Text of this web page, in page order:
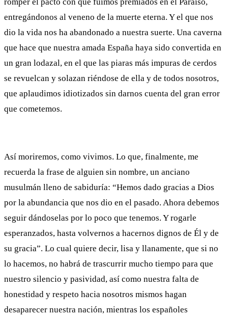
entregándonos al veneno de la muerte eterna. Y el que nos
dio la vida nos ha abandonado a nuestra suerte. Una caverna
que hace que nuestra amada España haya sido convertida en
un gran lodazal, en el que las piaras más impuras de cerdos
se revuelcan y solazan riéndose de ella y de todos nosotros,
que aplaudimos idiotizados sin darnos cuenta del gran error
que cometemos.
Así moriremos, como vivimos. Lo que, finalmente, me
recuerda la frase de alguien sin nombre, un anciano
musulmán lleno de sabiduría: “Hemos dado gracias a Dios
por la abundancia que nos dio en el pasado. Ahora debemos
seguir dándoselas por lo poco que tenemos. Y rogarle
esperanzados, hasta volvernos a hacernos dignos de Él y de
su gracia”. Lo cual quiere decir, lisa y llanamente, que si no
lo hacemos, no habrá de trascurrir mucho tiempo para que
nuestro silencio y pasividad, así como nuestra falta de
honestidad y respeto hacia nosotros mismos hagan
desaparecer nuestra nación, mientras los españoles